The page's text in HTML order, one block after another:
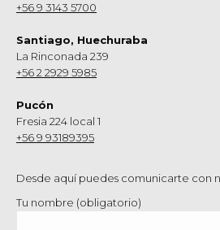
+56 9 3143 5700
Santiago, Huechuraba
La Rinconada 239
+56 2 2929 5985
Pucón
Fresia 224 local 1
+56 9 93189395
Desde aquí puedes comunicarte con
Tu nombre (obligatorio)